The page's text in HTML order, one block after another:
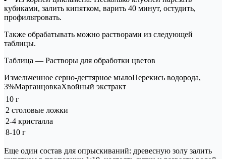
кубиками, залить кипятком, варить 40 минут, остудить,
профильтровать.
Также обрабатывать можно растворами из следующей
таблицы.
Таблица — Растворы для обработки цветов
Измельченное серно-дегтярное мылоПерекись водорода,
3%МарганцовкаХвойный экстракт
10 г
2 столовые ложки
2-4 кристалла
8-10 г
Еще один состав для опрыскиваний: древесную золу залить